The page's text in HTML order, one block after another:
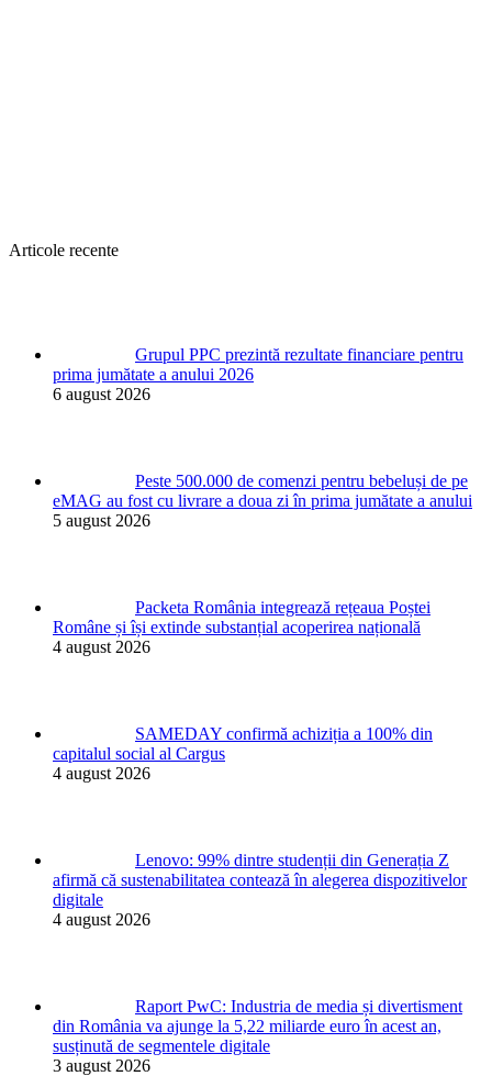
Articole recente
Grupul PPC prezintă rezultate financiare pentru
prima jumătate a anului 2026
6 august 2026
Peste 500.000 de comenzi pentru bebeluși de pe
eMAG au fost cu livrare a doua zi în prima jumătate a anului
5 august 2026
Packeta România integrează rețeaua Poștei
Române și își extinde substanțial acoperirea națională
4 august 2026
SAMEDAY confirmă achiziția a 100% din
capitalul social al Cargus
4 august 2026
Lenovo: 99% dintre studenții din Generația Z
afirmă că sustenabilitatea contează în alegerea dispozitivelor
digitale
4 august 2026
Raport PwC: Industria de media și divertisment
din România va ajunge la 5,22 miliarde euro în acest an,
susținută de segmentele digitale
3 august 2026